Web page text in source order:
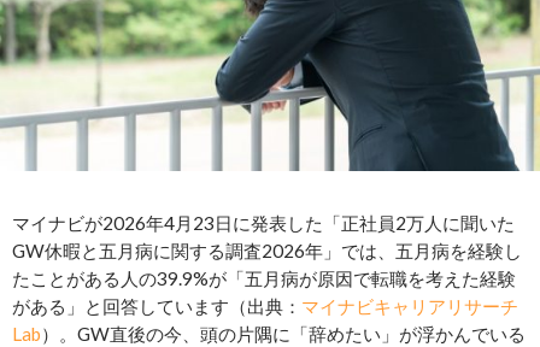
マイナビが2026年4月23日に発表した「正社員2万人に聞いた
GW休暇と五月病に関する調査2026年」では、五月病を経験し
たことがある人の39.9%が「五月病が原因で転職を考えた経験
がある」と回答しています（出典： マイナビキャリアリサーチ
Lab）。GW直後の今、頭の片隅に「辞めたい」が浮かんでいる